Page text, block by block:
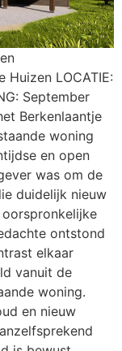
Huizen LOCATIE:
September
Berkenlaantje
woning
en open
was om de
duidelijk nieuw
ontstond
elkaar
vanuit de
woning.
en nieuw